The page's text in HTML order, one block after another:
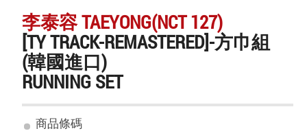
李泰容 TAEYONG(NCT 127)
[TY TRACK-REMASTERED]-方巾組
(韓國進口)
RUNNING SET
商品條碼